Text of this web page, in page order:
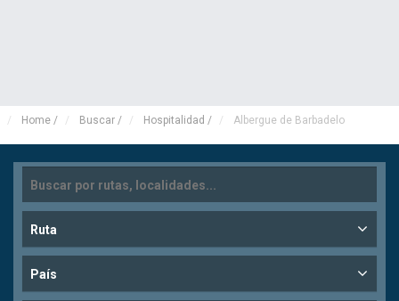
Home / Buscar / Hospitalidad / Albergue de Barbadelo
Ruta
País